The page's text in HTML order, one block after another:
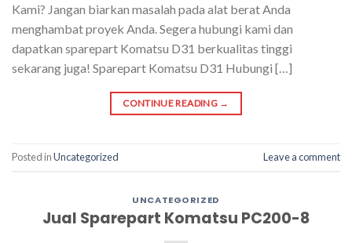
Kami? Jangan biarkan masalah pada alat berat Anda
menghambat proyek Anda. Segera hubungi kami dan
dapatkan sparepart Komatsu D31 berkualitas tinggi
sekarang juga! Sparepart Komatsu D31 Hubungi […]
CONTINUE READING →
Posted inUncategorized Leave a comment
UNCATEGORIZED
Jual Sparepart Komatsu PC200-8